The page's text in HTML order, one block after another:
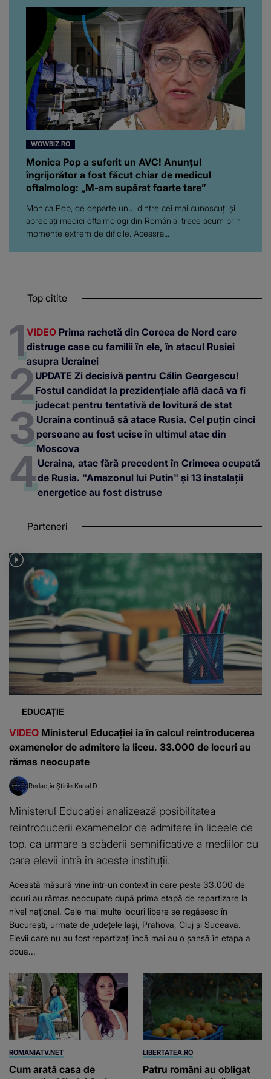
WOWBIZ.RO
Monica Pop a suferit un AVC! Anunțul
îngrijorător a fost făcut chiar de medicul
oftalmolog: „M-am supărat foarte tare”
Monica Pop, de departe unul dintre cei mai cunoscuți și
apreciați medici oftalmologi din România, trece acum prin
momente extrem de dificile. Aceasra...
Top citite
VIDEO Prima rachetă din Coreea de Nord care
distruge case cu familii în ele, în atacul Rusiei
asupra Ucrainei
UPDATE Zi decisivă pentru Călin Georgescu!
Fostul candidat la prezidențiale află dacă va fi
judecat pentru tentativă de lovitură de stat
Ucraina continuă să atace Rusia. Cel puțin cinci
persoane au fost ucise în ultimul atac din
Moscova
Ucraina, atac fără precedent în Crimeea ocupată
de Rusia. "Amazonul lui Putin" și 13 instalații
energetice au fost distruse
Parteneri
EDUCAȚIE
VIDEO Ministerul Educației ia în calcul reintroducerea
examenelor de admitere la liceu. 33.000 de locuri au
rămas neocupate
Redacția Știrile Kanal D
Ministerul Educației analizează posibilitatea
reintroducerii examenelor de admitere în liceele de
top, ca urmare a scăderii semnificative a mediilor cu
care elevii intră în aceste instituții.
Această măsură vine într-un context în care peste 33.000 de
locuri au rămas neocupate după prima etapă de repartizare la
nivel național. Cele mai multe locuri libere se regăsesc în
București, urmate de județele Iași, Prahova, Cluj și Suceava.
Elevii care nu au fost repartizați încă mai au o șansă în etapa a
doua...
ROMANIATV.NET
Cum arată casa de
LIBERTATEA.RO
Patru români au obligat